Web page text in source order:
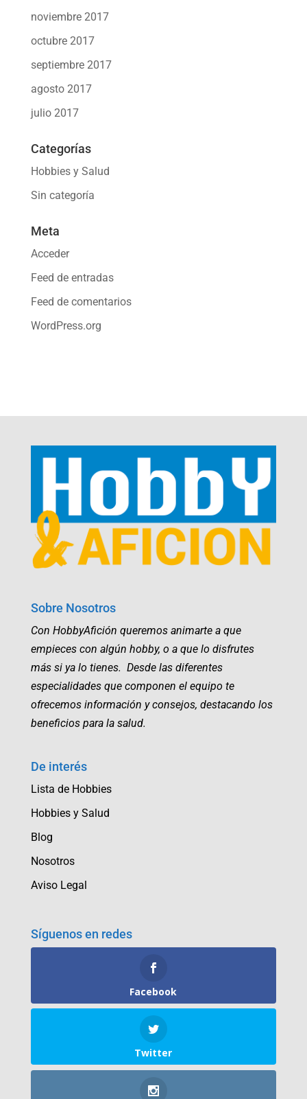
noviembre 2017
octubre 2017
septiembre 2017
agosto 2017
julio 2017
Categorías
Hobbies y Salud
Sin categoría
Meta
Acceder
Feed de entradas
Feed de comentarios
WordPress.org
Sobre Nosotros
Con HobbyAfición queremos animarte a que
empieces con algún hobby, o a que lo disfrutes
más si ya lo tienes. Desde las diferentes
especialidades que componen el equipo te
ofrecemos información y consejos, destacando los
beneficios para la salud.
De interés
Lista de Hobbies
Hobbies y Salud
Blog
Nosotros
Aviso Legal
Síguenos en redes
Facebook
Twitter